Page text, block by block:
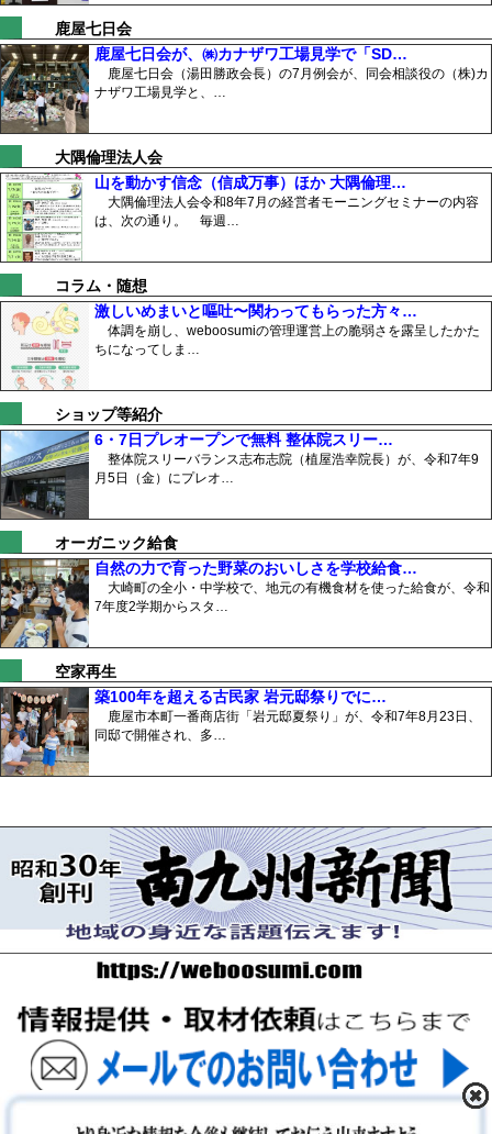
鹿屋七日会
鹿屋七日会が、㈱カナザワ工場見学で「SD…
鹿屋七日会（湯田勝政会長）の7月例会が、同会相談役の（株)カ
ナザワ工場見学と、…
大隅倫理法人会
山を動かす信念（信成万事）ほか 大隅倫理…
大隅倫理法人会令和8年7月の経営者モーニングセミナーの内容
は、次の通り。 毎週…
コラム・随想
激しいめまいと嘔吐〜関わってもらった方々…
体調を崩し、weboosumiの管理運営上の脆弱さを露呈したかた
ちになってしま…
ショップ等紹介
6・7日プレオープンで無料 整体院スリー…
整体院スリーバランス志布志院（植屋浩幸院長）が、令和7年9
月5日（金）にプレオ…
オーガニック給食
自然の力で育った野菜のおいしさを学校給食…
大崎町の全小・中学校で、地元の有機食材を使った給食が、令和
7年度2学期からスタ…
空家再生
築100年を超える古民家 岩元邸祭りでに…
鹿屋市本町一番商店街「岩元邸夏祭り」が、令和7年8月23日、
同邸で開催され、多…